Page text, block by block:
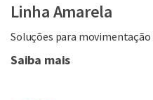
Linha Amarela
Soluções para
Saiba mais